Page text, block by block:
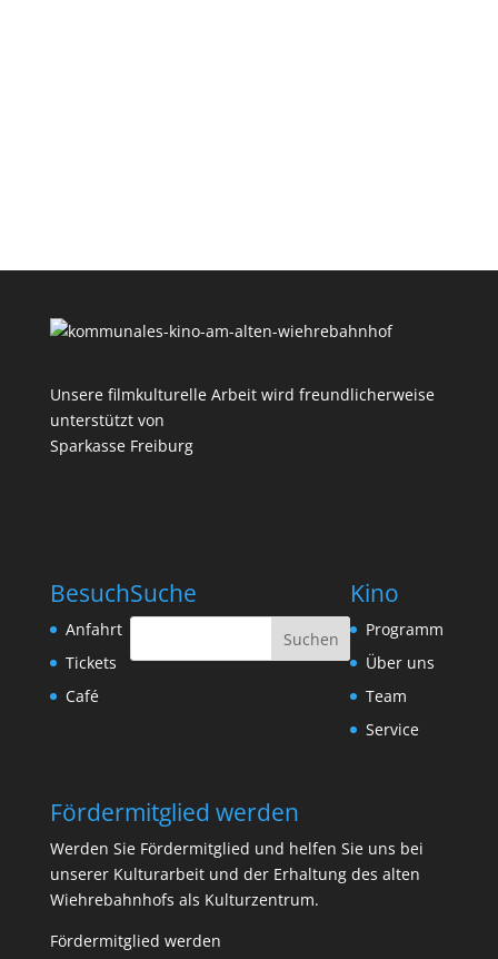
Unsere filmkulturelle Arbeit wird freundlicherweise
unterstützt von
Sparkasse Freiburg
Besuch
Anfahrt
Tickets
Café
Suche Kino
Programm
Über uns
Team
Service
Fördermitglied werden
Werden Sie Fördermitglied und helfen Sie uns bei
unserer Kulturarbeit und der Erhaltung des alten
Wiehrebahnhofs als Kulturzentrum.
Fördermitglied werden